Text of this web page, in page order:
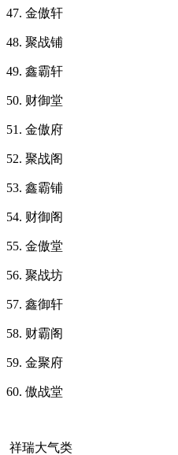
47. 金傲轩
48. 聚战铺
49. 鑫霸轩
50. 财御堂
51. 金傲府
52. 聚战阁
53. 鑫霸铺
54. 财御阁
55. 金傲堂
56. 聚战坊
57. 鑫御轩
58. 财霸阁
59. 金聚府
60. 傲战堂
祥瑞大气类